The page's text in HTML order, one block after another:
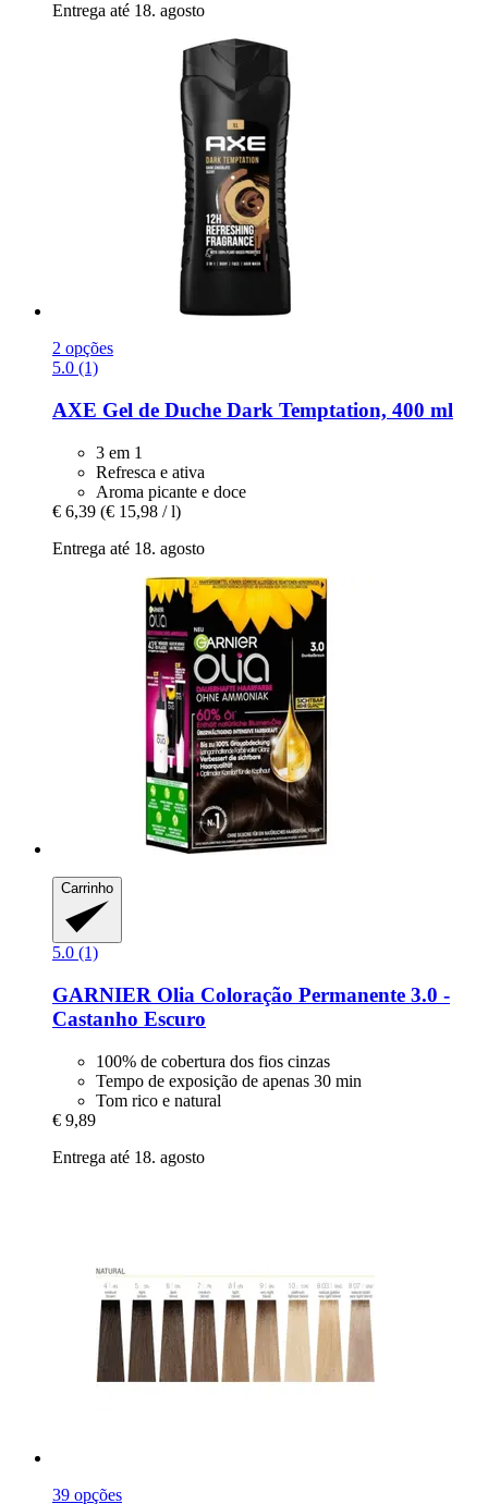
Entrega até 18. agosto
2 opções
5.0 (1)
AXE Gel de Duche Dark Temptation, 400 ml
3 em 1
Refresca e ativa
Aroma picante e doce
€ 6,39 (€ 15,98 / l)
Entrega até 18. agosto
Carrinho
5.0 (1)
GARNIER Olia Coloração Permanente 3.0 -​
Castanho Escuro
100% de cobertura dos fios cinzas
Tempo de exposição de apenas 30 min
Tom rico e natural
€ 9,89
Entrega até 18. agosto
39 opções